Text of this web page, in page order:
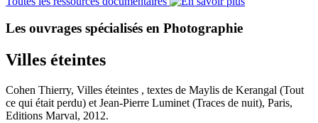
Les ouvrages spécialisés en Photographie
Villes éteintes
Cohen Thierry, Villes éteintes , textes de Maylis de Kerangal (Tout
ce qui était perdu) et Jean-Pierre Luminet (Traces de nuit), Paris,
Editions Marval, 2012.